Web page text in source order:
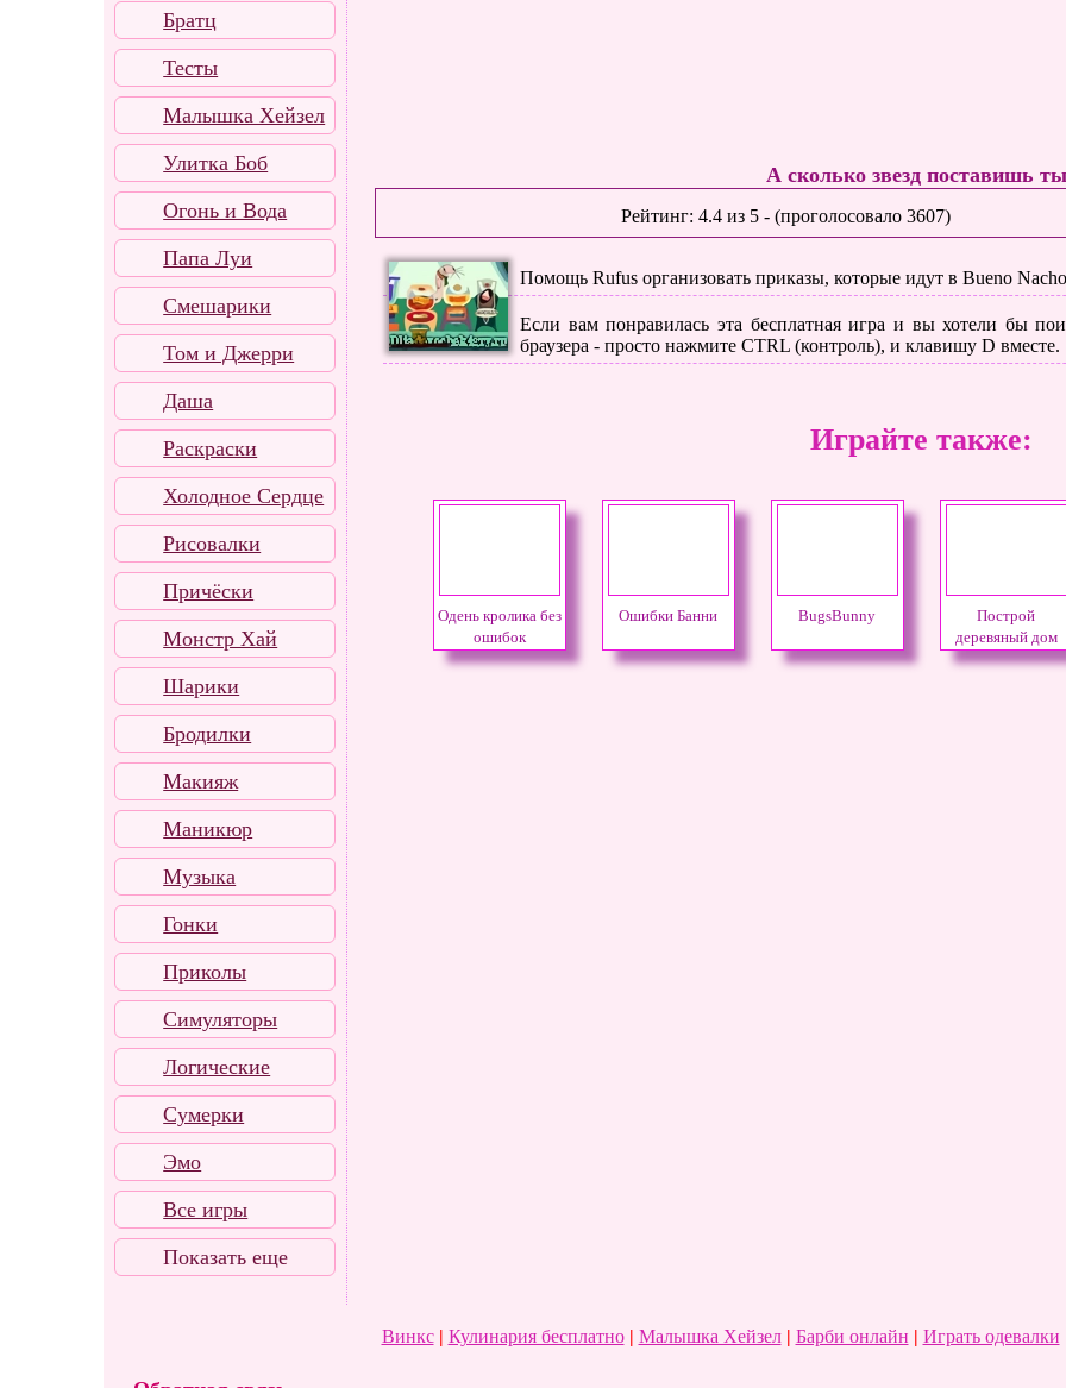
Братц
Тесты
Малышка Хейзел
Улитка Боб
Огонь и Вода
Папа Луи
Смешарики
Том и Джерри
Даша
Раскраски
Холодное Сердце
Рисовалки
Причёски
Монстр Хай
Шарики
Бродилки
Макияж
Маникюр
Музыка
Гонки
Приколы
Симуляторы
Логические
Сумерки
Эмо
Все игры
Показать еще
А сколько звезд поставишь
Рейтинг:4.4 из 5 - (проголосовало3607)
Помощь Rufus организовать приказы, которые идут в Bueno
Если вам понравилась эта бесплатная игра и вы хотели бы
браузера - просто нажмите CTRL (контроль), и клавишу D вместе.
Играйте также:
Одень кролика без
ошибок
Ошибки Банни BugsBunny
Построй
деревяный дом
Винкс| Кулинария бесплатно| Малышка Хейзел| Барби онлайн | Играть одевалки